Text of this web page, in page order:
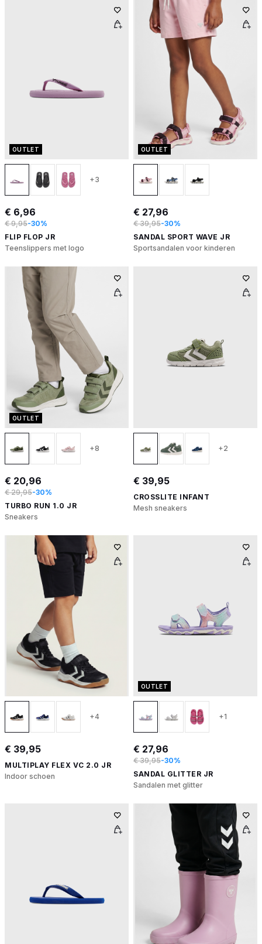
OUTLET
+3
€ 6,96
€ 9,95-30%
FLIP FLOP JR
Teenslippers met logo
OUTLET
€ 27,96
€ 39,95-30%
SANDAL SPORT WAVE JR
Sportsandalen voor kinderen
OUTLET
+8
€ 20,96
€ 29,95-30%
TURBO RUN 1.0 JR
Sneakers
+2
€ 39,95
CROSSLITE INFANT
Mesh sneakers
+4
€ 39,95
MULTIPLAY FLEX VC 2.0 JR
Indoor schoen
OUTLET
+1
€ 27,96
€ 39,95-30%
SANDAL GLITTER JR
Sandalen met glitter